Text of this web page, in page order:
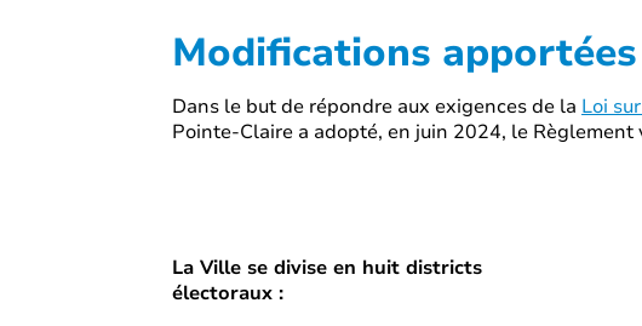
Modifications
Dans le but de répondre aux exigences de la Loi
Pointe-Claire a adopté, en juin 2024, le
La Ville se divise en huit districts
électoraux :